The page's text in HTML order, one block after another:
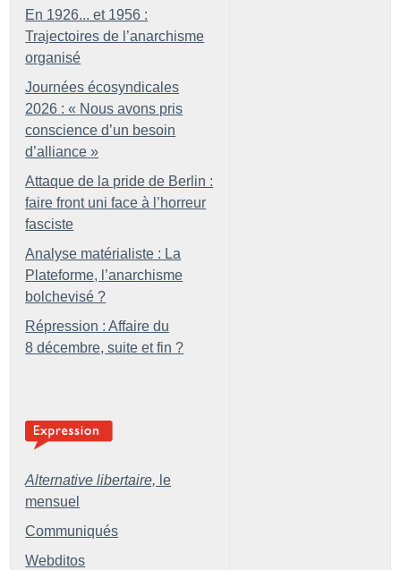
En 1926... et 1956 :
Trajectoires de l’anarchisme
organisé
Journées écosyndicales
2026 : « Nous avons pris
conscience d’un besoin
d’alliance »
Attaque de la pride de Berlin :
faire front uni face à l’horreur
fasciste
Analyse matérialiste : La
Plateforme, l’anarchisme
bolchevisé ?
Répression : Affaire du
8 décembre, suite et fin ?
Alternative libertaire, le
mensuel
Communiqués
Webditos